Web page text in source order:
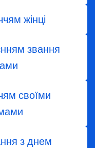
жінці
звання
своїми
з днем